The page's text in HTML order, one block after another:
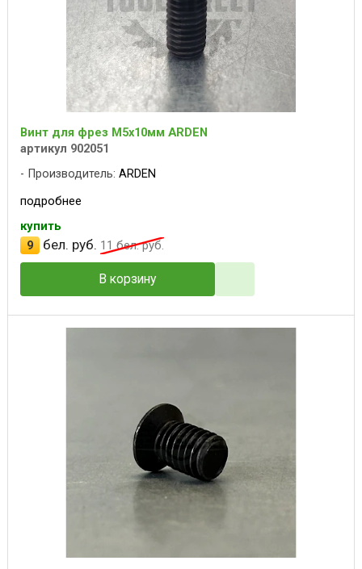
Винт для фрез M5x10мм ARDEN
артикул 902051
Производитель: ARDEN
подробнее
купить
9
бел. руб. 11 бел. руб.
В корзину